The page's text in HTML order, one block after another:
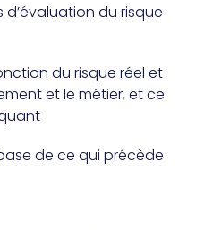
du risque
du risque réel et
et le métier, et ce
de ce qui précède